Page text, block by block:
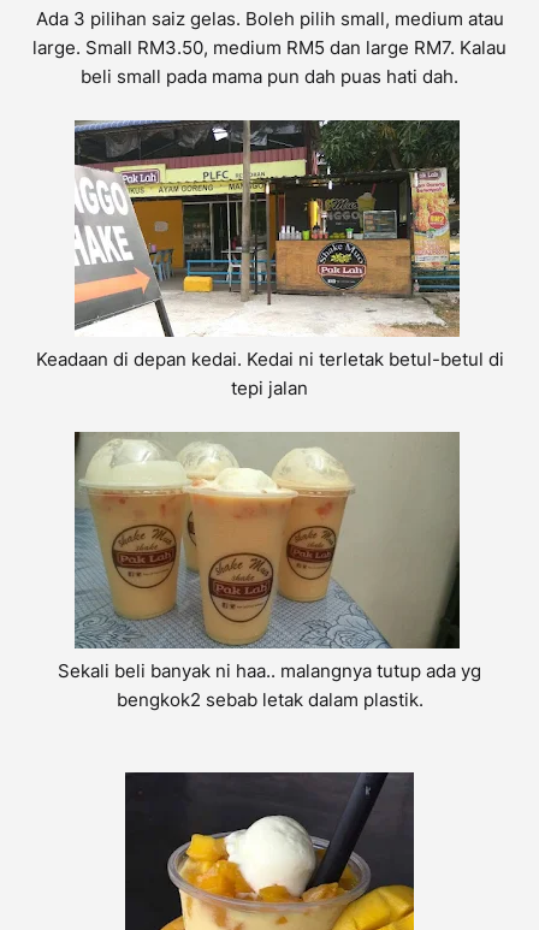
Ada 3 pilihan saiz gelas. Boleh pilih small, medium atau
large. Small RM3.50, medium RM5 dan large RM7. Kalau
beli small pada mama pun dah puas hati dah.
Keadaan di depan kedai. Kedai ni terletak betul-betul di
tepi jalan
Sekali beli banyak ni haa.. malangnya tutup ada yg
bengkok2 sebab letak dalam plastik.